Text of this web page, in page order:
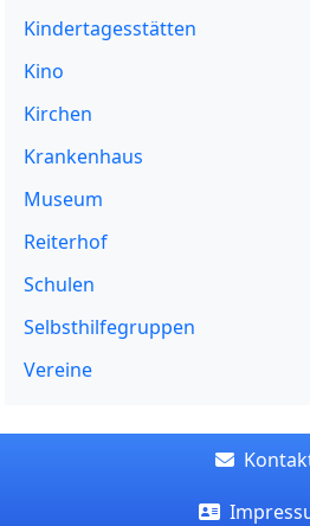
Kindertagesstätten
Kino
Kirchen
Krankenhaus
Museum
Reiterhof
Schulen
Selbsthilfegruppen
Vereine